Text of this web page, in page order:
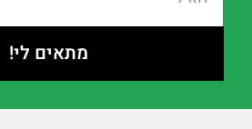
מתאים לי!